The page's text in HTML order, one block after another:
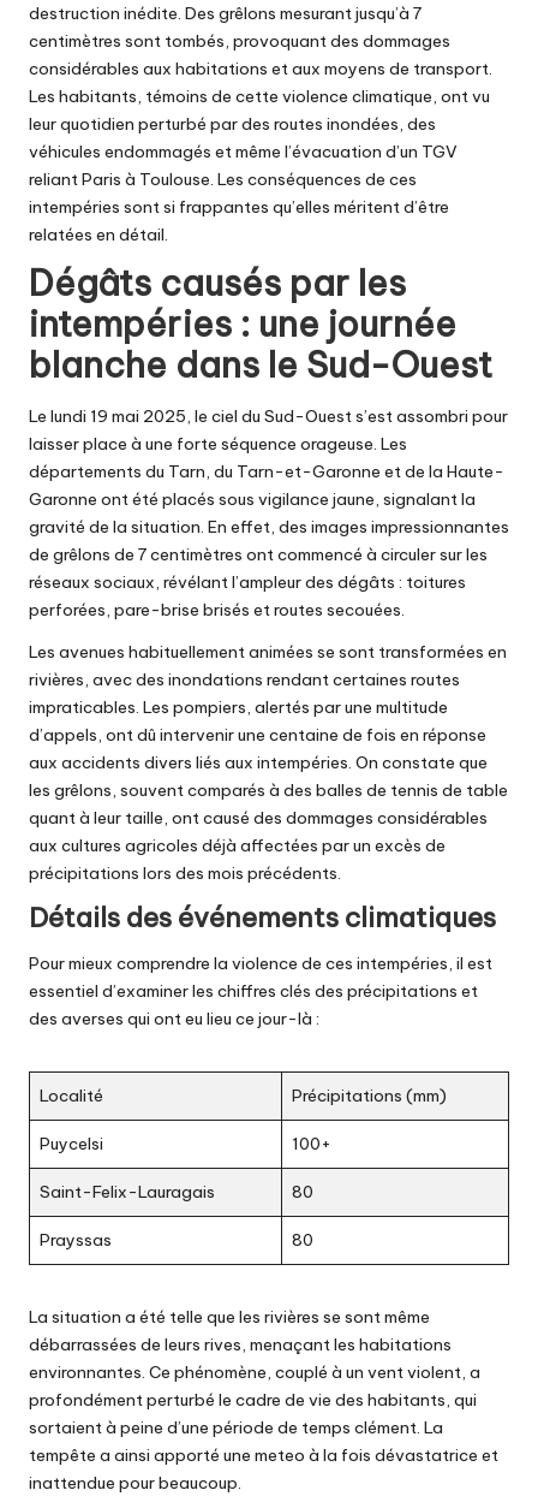
destruction inédite. Des grêlons mesurant jusqu’à 7
centimètres sont tombés, provoquant des dommages
considérables aux habitations et aux moyens de transport.
Les habitants, témoins de cette violence climatique, ont vu
leur quotidien perturbé par des routes inondées, des
véhicules endommagés et même l’évacuation d’un TGV
reliant Paris à Toulouse. Les conséquences de ces
intempéries sont si frappantes qu’elles méritent d’être
relatées en détail.
Dégâts causés par les
intempéries : une journée
blanche dans le Sud-Ouest
Le lundi 19 mai 2025, le ciel du Sud-Ouest s’est assombri pour
laisser place à une forte séquence orageuse. Les
départements du Tarn, du Tarn-et-Garonne et de la Haute-
Garonne ont été placés sous vigilance jaune, signalant la
gravité de la situation. En effet, des images impressionnantes
de grêlons de 7 centimètres ont commencé à circuler sur les
réseaux sociaux, révélant l’ampleur des dégâts : toitures
perforées, pare-brise brisés et routes secouées.
Les avenues habituellement animées se sont transformées en
rivières, avec des inondations rendant certaines routes
impraticables. Les pompiers, alertés par une multitude
d’appels, ont dû intervenir une centaine de fois en réponse
aux accidents divers liés aux intempéries. On constate que
les grêlons, souvent comparés à des balles de tennis de table
quant à leur taille, ont causé des dommages considérables
aux cultures agricoles déjà affectées par un excès de
précipitations lors des mois précédents.
Détails des événements climatiques
Pour mieux comprendre la violence de ces intempéries, il est
essentiel d’examiner les chiffres clés des précipitations et
des averses qui ont eu lieu ce jour-là :
Localité Précipitations (mm)
Puycelsi 100+
Saint-Felix-Lauragais 80
Prayssas 80
La situation a été telle que les rivières se sont même
débarrassées de leurs rives, menaçant les habitations
environnantes. Ce phénomène, couplé à un vent violent, a
profondément perturbé le cadre de vie des habitants, qui
sortaient à peine d’une période de temps clément. La
tempête a ainsi apporté une meteo à la fois dévastatrice et
inattendue pour beaucoup.